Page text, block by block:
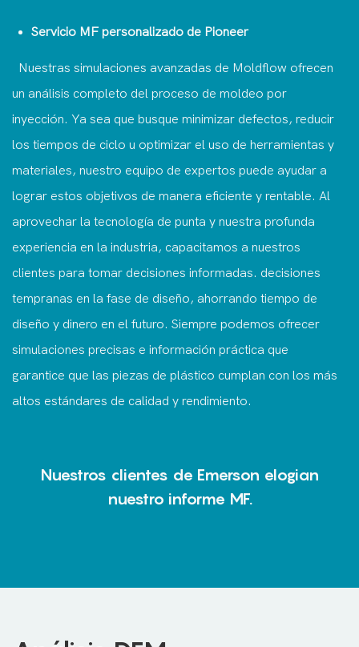
Servicio MF personalizado de Pioneer
Nuestras simulaciones avanzadas de Moldflow ofrecen
un análisis completo del proceso de moldeo por
inyección. Ya sea que busque minimizar defectos, reducir
los tiempos de ciclo u optimizar el uso de herramientas y
materiales, nuestro equipo de expertos puede ayudar a
lograr estos objetivos de manera eficiente y rentable. Al
aprovechar la tecnología de punta y nuestra profunda
experiencia en la industria, capacitamos a nuestros
clientes para tomar decisiones informadas. decisiones
tempranas en la fase de diseño, ahorrando tiempo de
diseño y dinero en el futuro. Siempre podemos ofrecer
simulaciones precisas e información práctica que
garantice que las piezas de plástico cumplan con los más
altos estándares de calidad y rendimiento.
Nuestros clientes de Emerson elogian
nuestro informe MF.